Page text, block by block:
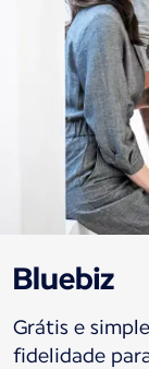
Bluebiz
Grátis e
fidelidade